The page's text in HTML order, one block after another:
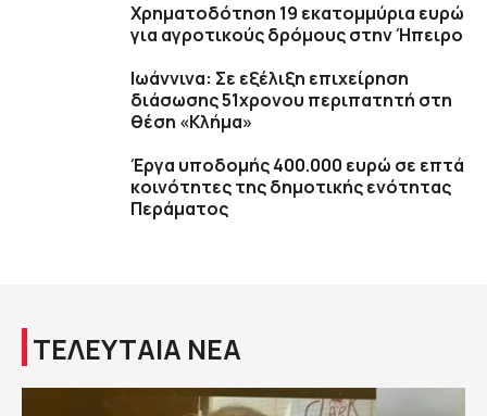
Χρηματοδότηση 19 εκατομμύρια ευρώ
για αγροτικούς δρόμους στην Ήπειρο
Ιωάννινα: Σε εξέλιξη επιχείρηση
διάσωσης 51χρονου περιπατητή στη
θέση «Κλήμα»
Έργα υποδομής 400.000 ευρώ σε επτά
κοινότητες της δημοτικής ενότητας
Περάματος
ΤΕΛΕΥΤΑΙΑ ΝΕΑ